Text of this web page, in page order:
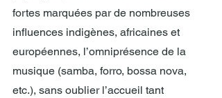
fortes marquées par de nombreuses
influences indigènes, africaines et
européennes, l’omniprésence de la
musique (samba, forro, bossa nova,
etc.), sans oublier l’accueil tant